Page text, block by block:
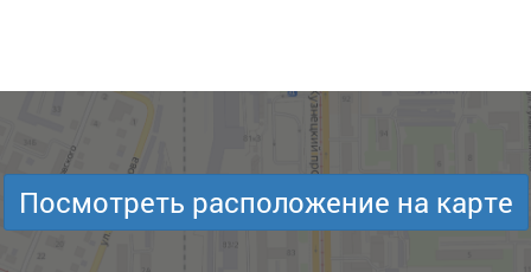
Посмотреть расположение на карте